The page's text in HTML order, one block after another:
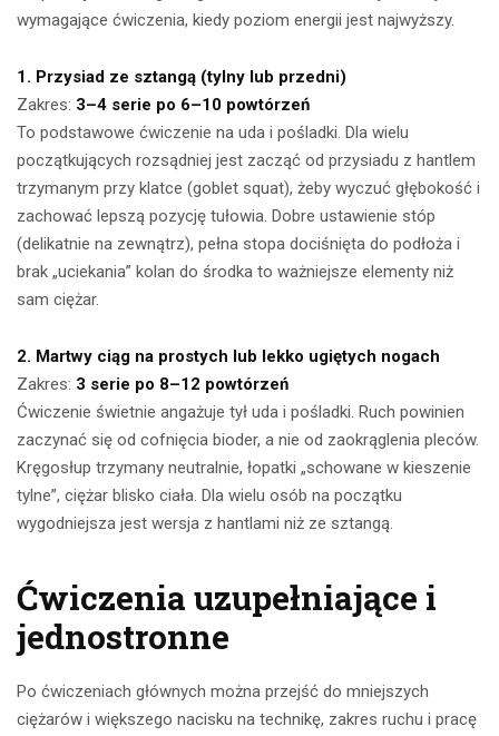
wymagające ćwiczenia, kiedy poziom energii jest najwyższy.
1. Przysiad ze sztangą (tylny lub przedni)
Zakres: 3–4 serie po 6–10 powtórzeń
To podstawowe ćwiczenie na uda i pośladki. Dla wielu
początkujących rozsądniej jest zacząć od przysiadu z hantlem
trzymanym przy klatce (goblet squat), żeby wyczuć głębokość i
zachować lepszą pozycję tułowia. Dobre ustawienie stóp
(delikatnie na zewnątrz), pełna stopa dociśnięta do podłoża i
brak „uciekania” kolan do środka to ważniejsze elementy niż
sam ciężar.
2. Martwy ciąg na prostych lub lekko ugiętych nogach
Zakres: 3 serie po 8–12 powtórzeń
Ćwiczenie świetnie angażuje tył uda i pośladki. Ruch powinien
zaczynać się od cofnięcia bioder, a nie od zaokrąglenia pleców.
Kręgosłup trzymany neutralnie, łopatki „schowane w kieszenie
tylne”, ciężar blisko ciała. Dla wielu osób na początku
wygodniejsza jest wersja z hantlami niż ze sztangą.
Ćwiczenia uzupełniające i
jednostronne
Po ćwiczeniach głównych można przejść do mniejszych
ciężarów i większego nacisku na technikę, zakres ruchu i pracę